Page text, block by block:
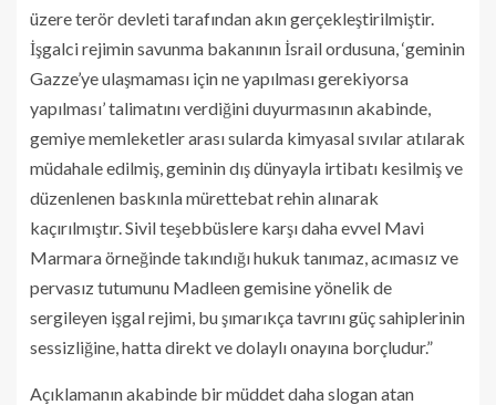
üzere terör devleti tarafından akın gerçekleştirilmiştir.
İşgalci rejimin savunma bakanının İsrail ordusuna, ‘geminin
Gazze’ye ulaşmaması için ne yapılması gerekiyorsa
yapılması’ talimatını verdiğini duyurmasının akabinde,
gemiye memleketler arası sularda kimyasal sıvılar atılarak
müdahale edilmiş, geminin dış dünyayla irtibatı kesilmiş ve
düzenlenen baskınla mürettebat rehin alınarak
kaçırılmıştır. Sivil teşebbüslere karşı daha evvel Mavi
Marmara örneğinde takındığı hukuk tanımaz, acımasız ve
pervasız tutumunu Madleen gemisine yönelik de
sergileyen işgal rejimi, bu şımarıkça tavrını güç sahiplerinin
sessizliğine, hatta direkt ve dolaylı onayına borçludur.”
Açıklamanın akabinde bir müddet daha slogan atan